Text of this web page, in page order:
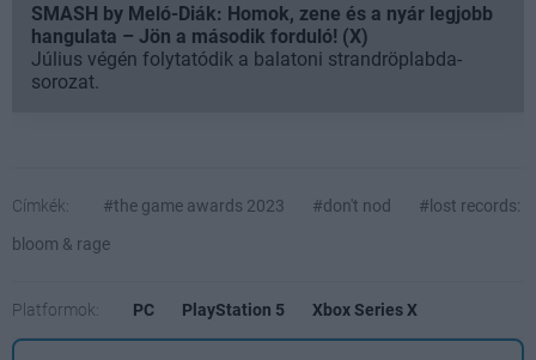
SMASH by Meló-Diák: Homok, zene és a nyár legjobb
hangulata – Jön a második forduló! (X)
Július végén folytatódik a balatoni strandröplabda-
sorozat.
Címkék: #the game awards 2023 #don't nod
#lost records:
bloom & rage
Platformok: PC PlayStation 5 Xbox Series X